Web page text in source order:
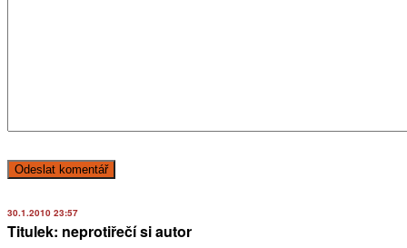
30.1.2010 23:57
Titulek: neprotiřečí si autor